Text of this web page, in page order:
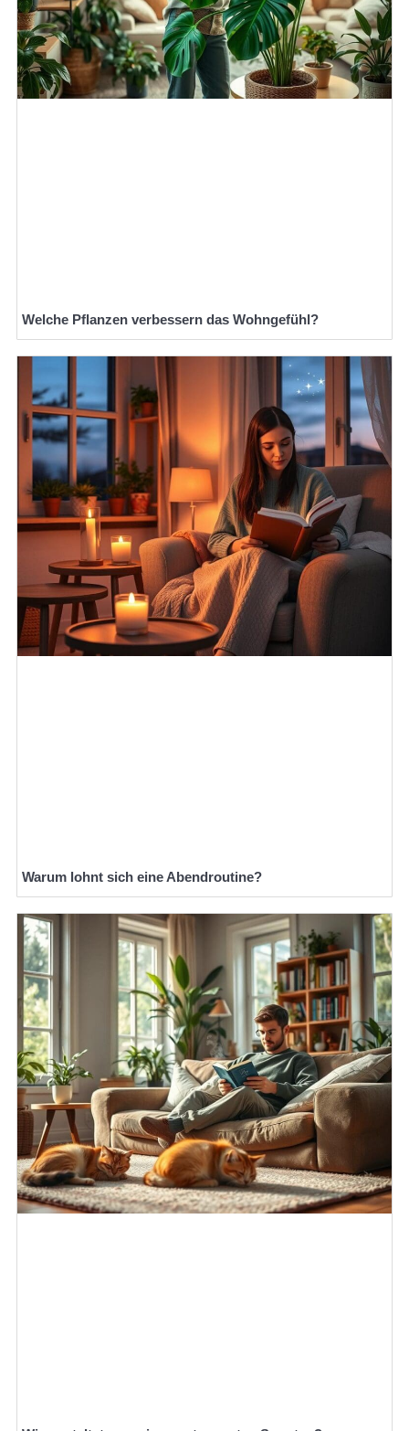
Welche Pflanzen verbessern das Wohngefühl?
Warum lohnt sich eine Abendroutine?